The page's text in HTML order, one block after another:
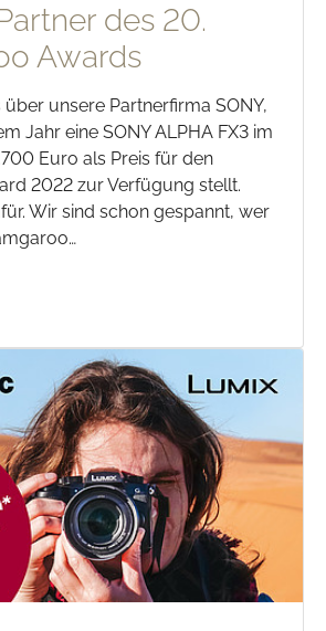
des 20.
Awards
unsere Partnerfirma SONY,
Jahr eine SONY ALPHA FX3 im
Euro als Preis für den
2022 zur Verfügung stellt.
Wir sind schon gespannt, wer